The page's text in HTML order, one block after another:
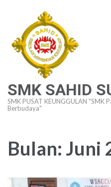
konten
(Tekan
Enter)
SMK SAHID
SMK PUSAT KEUNGGULAN "SMK
Berbudaya"
Bulan: Juni